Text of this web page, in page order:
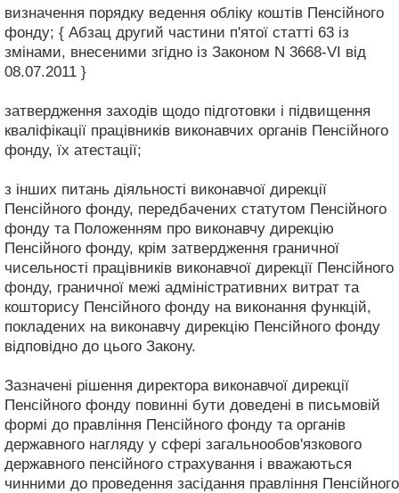
визначення порядку ведення обліку коштів Пенсійного
фонду; { Абзац другий частини п'ятої статті 63 із
змінами, внесеними згідно із Законом N 3668-VI від
08.07.2011 }
затвердження заходів щодо підготовки і підвищення
кваліфікації працівників виконавчих органів Пенсійного
фонду, їх атестації;
з інших питань діяльності виконавчої дирекції
Пенсійного фонду, передбачених статутом Пенсійного
фонду та Положенням про виконавчу дирекцію
Пенсійного фонду, крім затвердження граничної
чисельності працівників виконавчої дирекції Пенсійного
фонду, граничної межі адміністративних витрат та
кошторису Пенсійного фонду на виконання функцій,
покладених на виконавчу дирекцію Пенсійного фонду
відповідно до цього Закону.
Зазначені рішення директора виконавчої дирекції
Пенсійного фонду повинні бути доведені в письмовій
формі до правління Пенсійного фонду та органів
державного нагляду у сфері загальнообов'язкового
державного пенсійного страхування і вважаються
чинними до проведення засідання правління Пенсійного